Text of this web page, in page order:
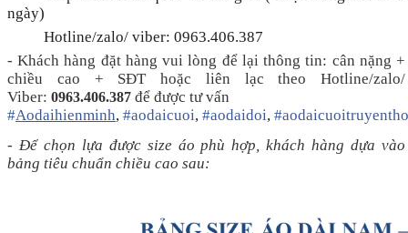
ngày)
Hotline/zalo/ viber: 0963.406.387
- Khách hàng đặt hàng vui lòng để lại thông tin: cân nặng +
chiều cao + SĐT hoặc liên lạc theo Hotline/zalo/
Viber: 0963.406.387 để được tư vấn
#Aodaihienminh, #aodaicuoi, #aodaidoi, #
- Để chọn lựa được size áo phù hợp, khách hàng dựa vào
bảng tiêu chuẩn chiều cao sau: